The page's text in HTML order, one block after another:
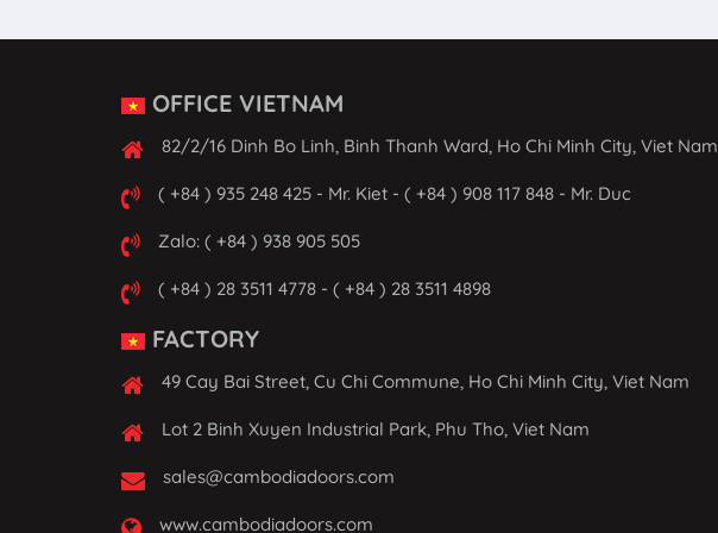
OFFICE VIETNAM
82/2/16 Dinh Bo Linh, Binh Thanh Ward, Ho Chi Minh City, Viet Nam
( +84 ) 935 248 425 - Mr. Kiet - ( +84 ) 908 117 848 - Mr. Duc
Zalo: ( +84 ) 938 905 505
( +84 ) 28 3511 4778 - ( +84 ) 28 3511 4898
FACTORY
49 Cay Bai Street, Cu Chi Commune, Ho Chi Minh City, Viet Nam
Lot 2 Binh Xuyen Industrial Park, Phu Tho, Viet Nam
sales@cambodiadoors.com
www.cambodiadoors.com